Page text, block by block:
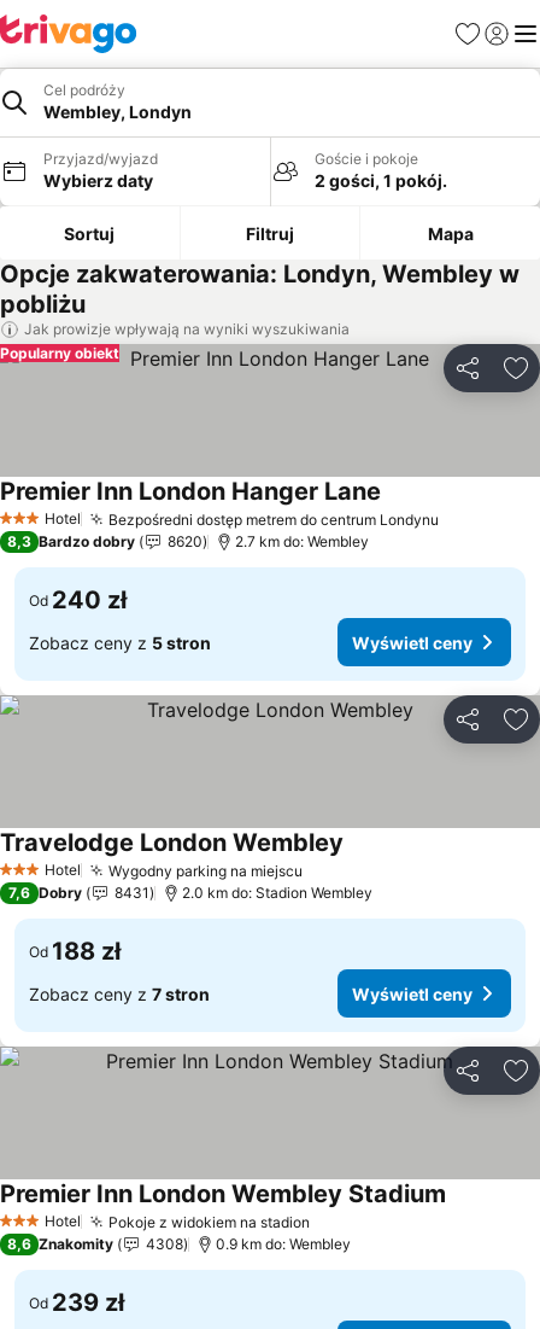
Ulubione
Cel podróży
Wembley, Londyn
Przyjazd/wyjazd
Wybierz daty
Goście i pokoje
2 gości, 1 pokój.
Sortuj Filtruj Mapa
Opcje zakwaterowania: Londyn, Wembley w
pobliżu
Jak prowizje wpływają na wyniki wyszukiwania
Popularny obiekt
3 Kategoria
Hotel Bezpośredni dostęp metrem do centrum Londynu
Premier Inn London Hanger Lane
8,3 Bardzo dobry 8620 2.7 km do: Wembley
Od 240 zł
Zobacz ceny z 5 stron Wyświetl ceny
3 Kategoria
Hotel Wygodny parking na miejscu
Travelodge London Wembley
7,6 Dobry 8431 2.0 km do: Stadion Wembley
Od 188 zł
Zobacz ceny z 7 stron Wyświetl ceny
3 Kategoria
Hotel Pokoje z widokiem na stadion
Premier Inn London Wembley Stadium
8,6 Znakomity 4308 0.9 km do: Wembley
Od 239 zł